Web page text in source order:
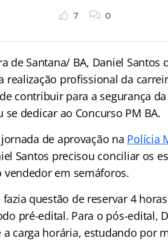
7 0
de Santana/ BA, Daniel Santos
realização profissional da
contribuir para a segurança
se dedicar ao Concurso PM BA.
de aprovação na Polícia
Santos precisou conciliar os
em semáforos.
questão de reservar 4
pré-edital. Para o pós-edital,
carga horária, estudando por